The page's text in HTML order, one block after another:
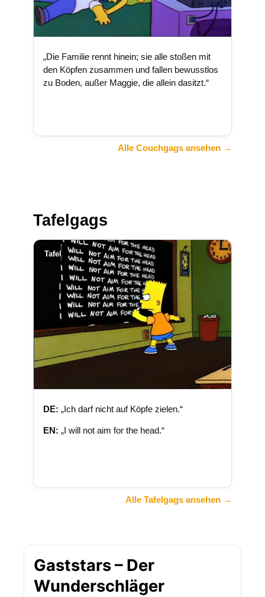
„Die Familie rennt hinein; sie alle stoßen mit
den Köpfen zusammen und fallen bewusstlos
zu Boden, außer Maggie, die allein dasitzt.“
Alle Couchgags ansehen →
Tafelgags
Tafel
DE: „Ich darf nicht auf Köpfe zielen.“
EN: „I will not aim for the head.“
Alle Tafelgags ansehen →
Gaststars – Der
Wunderschläger